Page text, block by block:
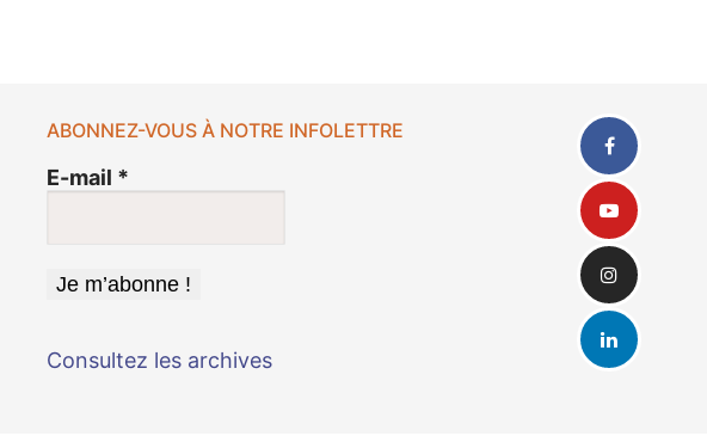
ABONNEZ-VOUS À NOTRE INFOLETTRE
E-mail *
Consultez les archives